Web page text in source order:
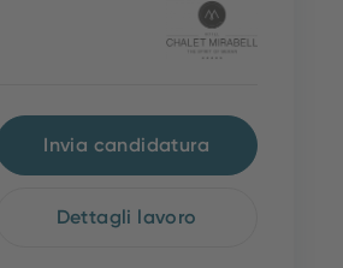
Invia candidatura
Dettagli lavoro